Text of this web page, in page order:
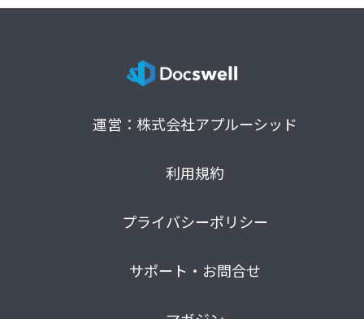
運営：株式会社アプルーシッド
利用規約
プライバシーポリシー
サポート・お問合せ